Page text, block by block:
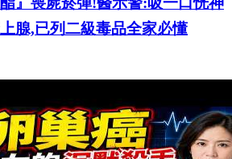
腺,已列二級毒品全家必懂